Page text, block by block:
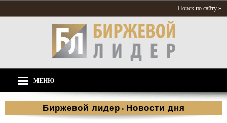
Поиск по сайту »
МЕНЮ
Биржевой лидер » Новости дня